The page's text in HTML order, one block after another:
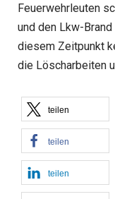
Feuerwehrleuten
und den Lkw-
diesem Zeitpunkt
die Löscharbeiten
teilen
teilen
teilen